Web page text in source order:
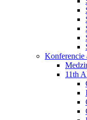
Konferencie
11th